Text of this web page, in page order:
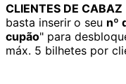
CLIENTES DE
basta inserir o seu nº
cupão" para
máx. 5 bilhetes por